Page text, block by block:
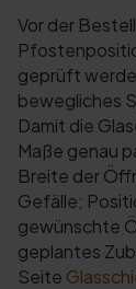
Vor der
geprüft
bewegliches
Damit die
Maße genau
Breite der
Gefälle;
gewünschte
geplantes
Seite